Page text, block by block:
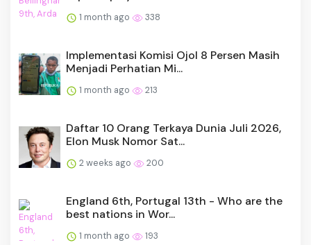
1 month ago 338
Implementasi Komisi Ojol 8 Persen Masih
Menjadi Perhatian Mi...
1 month ago 213
Daftar 10 Orang Terkaya Dunia Juli 2026,
Elon Musk Nomor Sat...
2 weeks ago 200
England 6th, Portugal 13th - Who are the
best nations in Wor...
1 month ago 193